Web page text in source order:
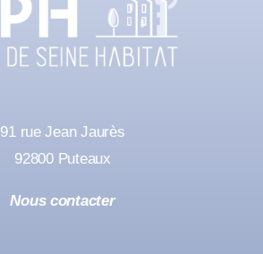
91 rue Jean Jaurès
92800 Puteaux
Nous contacter